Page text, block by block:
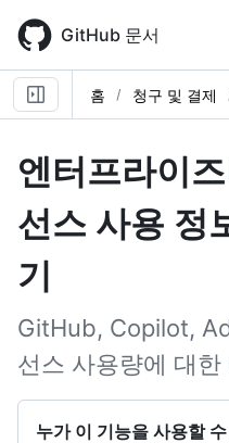
main
content
GitHub 문서
홈 청구 및 결제
엔터프라이
선스 사용 정
기
GitHub, Copilot,
선스 사용량에 대
누가 이 기능을 사용할